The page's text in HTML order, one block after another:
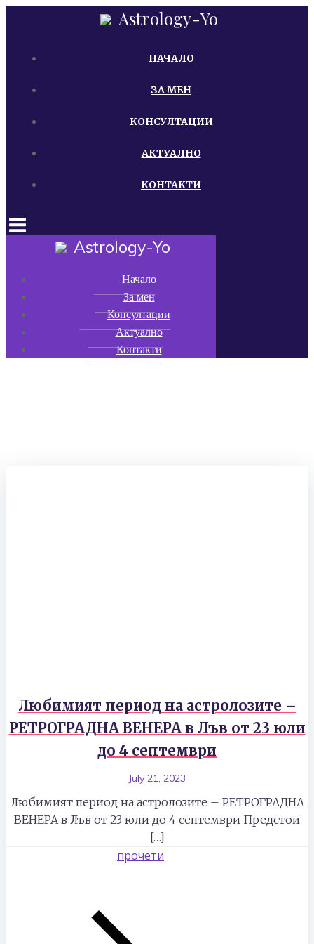
Astrology-Yo
НАЧАЛО
ЗА МЕН
КОНСУЛТАЦИИ
АКТУАЛНО
КОНТАКТИ
Astrology-Yo
Начало
За мен
Консултации
Актуално
Контакти
Любимият период на астролозите –
РЕТРОГРАДНА ВЕНЕРА в Лъв от 23 юли
до 4 септември
July 21, 2023
Любимият период на астролозите – РЕТРОГРАДНА
ВЕНЕРА в Лъв от 23 юли до 4 септември Предстои
[…]
прочети